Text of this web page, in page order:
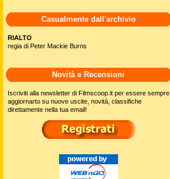
Casualmente dall'archivio
RIALTO
regia di Peter Mackie Burns
Novità e Recensioni
Iscriviti alla newsletter di Filmscoop.it per essere sempre
aggiornarto su nuove uscite, novità, classifiche
direttamente nella tua email!